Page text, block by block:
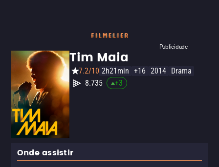
Publicidade
Tim Maia
7.2/10 2h21min +16 2014 Drama
8.735
+3
Onde assistir